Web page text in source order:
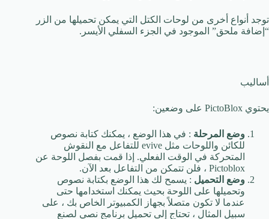
توجد أنواع أخرى من لوحات الكتل التي يمكن تحميلها من الزر
“إضافة ملحق” الموجود في الجزء السفلي الأيسر.
أساليب
يحتوي PictoBlox على وضعين:
وضع المرحلة : في هذا الوضع ، يمكنك كتابة نصوص
للكائن واللوحات مثل evive للتفاعل مع النقوش
المتحركة في الوقت الفعلي. إذا قمت بفصل اللوحة عن
Pictoblox ، فلن تتمكن من التفاعل بعد الآن.
وضع التحميل : يسمح لك هذا الوضع بكتابة نصوص
وتحميلها على اللوحة بحيث يمكنك استخدامها حتى
عندما لا تكون متصلاً بجهاز الكمبيوتر الخاص بك ، على
سبيل المثال ، تحتاج إلى تحميل برنامج نصي لصنع